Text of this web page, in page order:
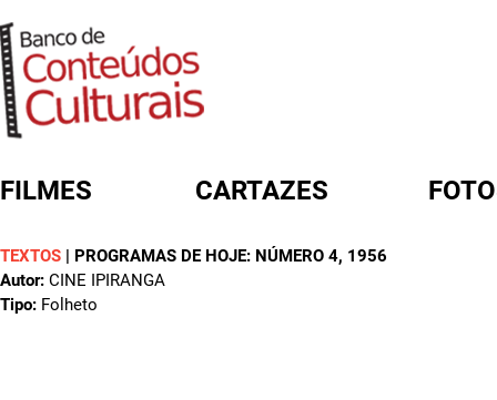
FILMES CARTAZES
TEXTOS | PROGRAMAS DE HOJE: NÚMERO 4, 1956
Autor: CINE IPIRANGA
Tipo: Folheto
FORMULÁRIO DE BUSCA